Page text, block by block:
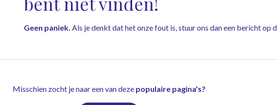
Geen paniek. Als je denkt dat het onze fout is, stuur ons dan een bericht op
Misschien zocht je naar een van deze populaire pagina's?